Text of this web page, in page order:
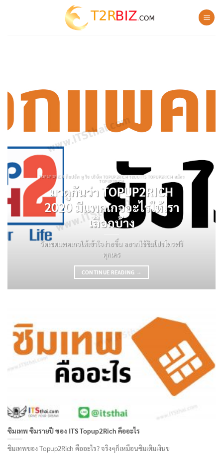
TOPUP2RICH ท๊อปอัพ ทู ริช บริษัท TOPUP2RICH ระบบ ITS TOPUP2RICH สมัคร
TOPUP2RICH
มาดูกันว่า TOPUP2RICH
2020 มีแพคเกจอะไรให้เรา
เลือกบ้าง
จัดเซตแพคเกจให้เข้าใจง่ายขึ้น อยากใช้ซิมโปรโทรฟรี
ทุกเคร
CONTINUE READING →
ซิมเทพ ซิมรายปี ของ ITS Topup2Rich คืออะไร
ซิมเทพของ Topup2Rich คืออะไร? จริงๆก็เหมือนซิมเติมเงินข